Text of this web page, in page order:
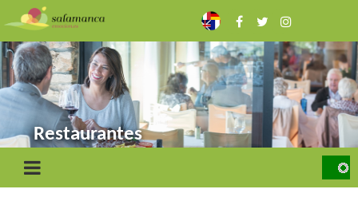
Pasar
al
contenido
principal
Restaurantes